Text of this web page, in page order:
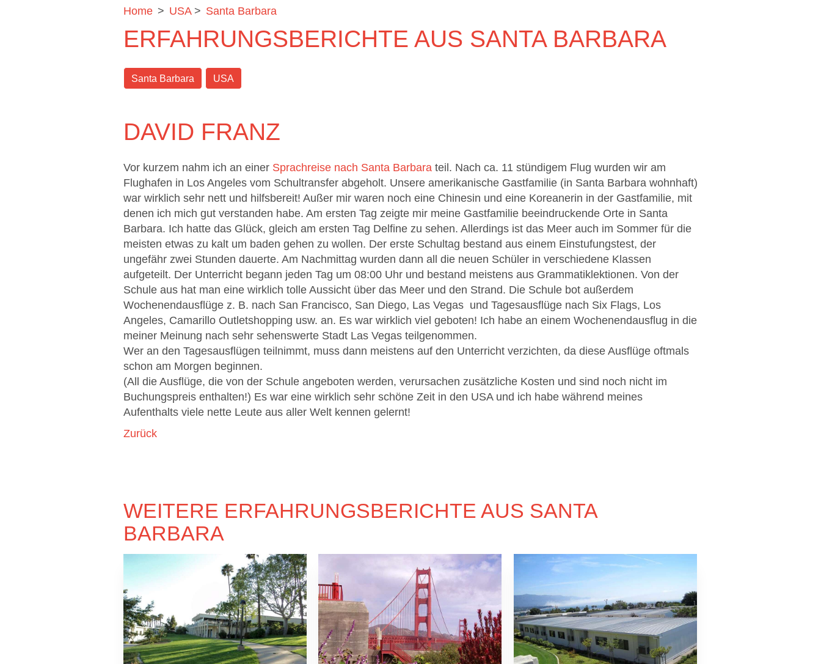
Home > USA> Santa Barbara
ERFAHRUNGSBERICHTE AUS SANTA BARBARA
Santa Barbara USA
DAVID FRANZ
Vor kurzem nahm ich an einer Sprachreise nach Santa Barbara teil. Nach ca. 11 stündigem Flug wurden wir am
Flughafen in Los Angeles vom Schultransfer abgeholt. Unsere amerikanische Gastfamilie (in Santa Barbara wohnhaft)
war wirklich sehr nett und hilfsbereit! Außer mir waren noch eine Chinesin und eine Koreanerin in der Gastfamilie, mit
denen ich mich gut verstanden habe. Am ersten Tag zeigte mir meine Gastfamilie beeindruckende Orte in Santa
Barbara. Ich hatte das Glück, gleich am ersten Tag Delfine zu sehen. Allerdings ist das Meer auch im Sommer für die
meisten etwas zu kalt um baden gehen zu wollen. Der erste Schultag bestand aus einem Einstufungstest, der
ungefähr zwei Stunden dauerte. Am Nachmittag wurden dann all die neuen Schüler in verschiedene Klassen
aufgeteilt. Der Unterricht begann jeden Tag um 08:00 Uhr und bestand meistens aus Grammatiklektionen. Von der
Schule aus hat man eine wirklich tolle Aussicht über das Meer und den Strand. Die Schule bot außerdem
Wochenendausflüge z. B. nach San Francisco, San Diego, Las Vegas und Tagesausflüge nach Six Flags, Los
Angeles, Camarillo Outletshopping usw. an. Es war wirklich viel geboten! Ich habe an einem Wochenendausflug in die
meiner Meinung nach sehr sehenswerte Stadt Las Vegas teilgenommen.
Wer an den Tagesausflügen teilnimmt, muss dann meistens auf den Unterricht verzichten, da diese Ausflüge oftmals
schon am Morgen beginnen.
(All die Ausflüge, die von der Schule angeboten werden, verursachen zusätzliche Kosten und sind noch nicht im
Buchungspreis enthalten!) Es war eine wirklich sehr schöne Zeit in den USA und ich habe während meines
Aufenthalts viele nette Leute aus aller Welt kennen gelernt!
Zurück
WEITERE ERFAHRUNGSBERICHTE AUS SANTA
BARBARA